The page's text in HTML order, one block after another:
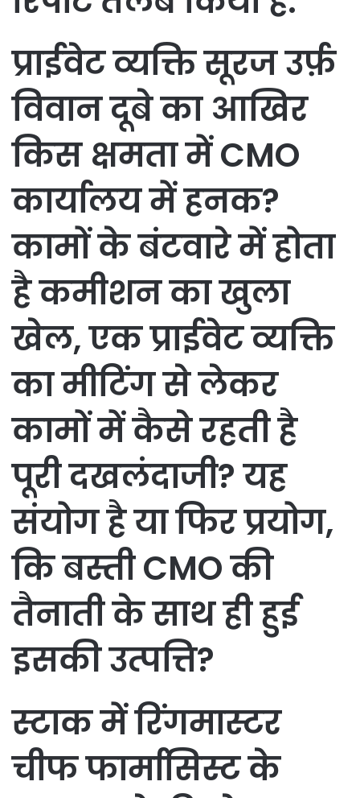
प्राईवेट व्यक्ति सूरज उर्फ़
विवान दूबे का आखिर
किस क्षमता में CMO
कार्यालय में हनक?
कामों के बंटवारे में होता
है कमीशन का खुला
खेल, एक प्राईवेट व्यक्ति
का मीटिंग से लेकर
कामों में कैसे रहती है
पूरी दखलंदाजी? यह
संयोग है या फिर प्रयोग,
कि बस्ती CMO की
तैनाती के साथ ही हुई
इसकी उत्पत्ति?
स्टाक में रिंगमास्टर
चीफ फार्मासिस्ट के